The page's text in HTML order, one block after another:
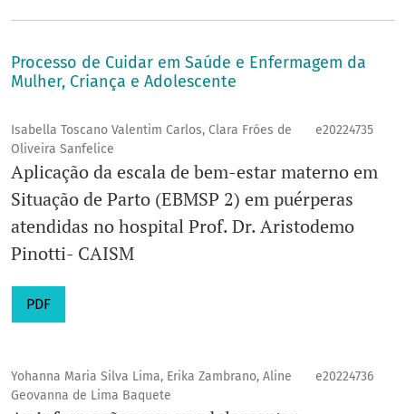
Processo de Cuidar em Saúde e Enfermagem da
Mulher, Criança e Adolescente
Isabella Toscano Valentim Carlos, Clara Fróes de
Oliveira Sanfelice
e20224735
Aplicação da escala de bem-estar materno em
Situação de Parto (EBMSP 2) em puérperas
atendidas no hospital Prof. Dr. Aristodemo
Pinotti- CAISM
PDF
Yohanna Maria Silva Lima, Erika Zambrano, Aline
Geovanna de Lima Baquete
e20224736